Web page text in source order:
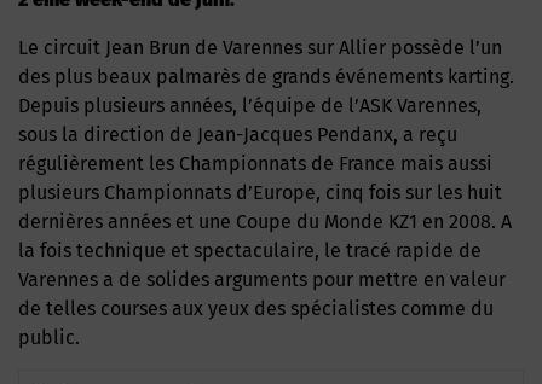
Le circuit Jean Brun de Varennes sur Allier possède l’un
des plus beaux palmarès de grands événements karting.
Depuis plusieurs années, l’équipe de l’ASK Varennes,
sous la direction de Jean-Jacques Pendanx, a reçu
régulièrement les Championnats de France mais aussi
plusieurs Championnats d’Europe, cinq fois sur les huit
dernières années et une Coupe du Monde KZ1 en 2008. A
la fois technique et spectaculaire, le tracé rapide de
Varennes a de solides arguments pour mettre en valeur
de telles courses aux yeux des spécialistes comme du
public.